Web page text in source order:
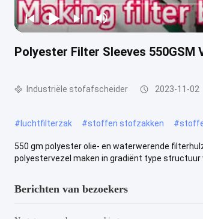
Polyester Filter Sleeves
Industriële stofafscheider 2023-11-02
#luchtfilterzak #stoffen stofzakken #
550 gm polyester olie- en waterwerende
polyestervezel maken in gradiënt type structuur
Berichten van bezoekers